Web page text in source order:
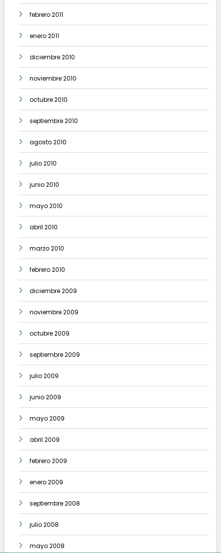
febrero 2011
enero 2011
diciembre 2010
noviembre 2010
octubre 2010
septiembre 2010
agosto 2010
julio 2010
junio 2010
mayo 2010
abril 2010
marzo 2010
febrero 2010
diciembre 2009
noviembre 2009
octubre 2009
septiembre 2009
julio 2009
junio 2009
mayo 2009
abril 2009
febrero 2009
enero 2009
septiembre 2008
julio 2008
mayo 2008